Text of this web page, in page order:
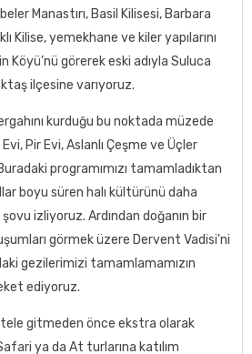
Manastırı, Basil Kilisesi, Barbara
Kilise, yemekhane ve kiler yapılarını
Köyü’nü görerek eski adıyla Suluca
ilçesine varıyoruz.
kurduğu bu noktada müzede
Pir Evi, Aslanlı Çeşme ve Üçler
programımızı tamamladıktan
boyu süren halı kültürünü daha
izliyoruz. Ardından doğanın bir
görmek üzere Dervent Vadisi'ni
gezilerimizi tamamlamamızın
ediyoruz.
gitmeden önce ekstra olarak
ya da At turlarına katılım